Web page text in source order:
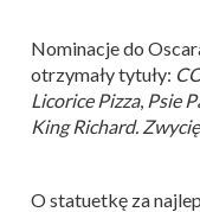
Nominacje do
otrzymały tytuły:
Licorice Pizza, Psie
King Richard.
O statuetkę za